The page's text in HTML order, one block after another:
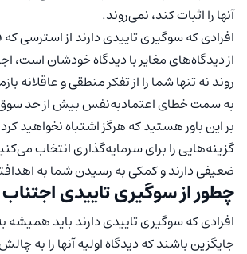
آنها را اثبات کند، نمی‌روند.
افرادی که سوگیری تاییدی دارند از استرسی
از دیدگاه‌های مغایر با دیدگاه خودشان است،
روند نه تنها شما را از تفکر منطقی و عاقلانه
به سمت خطای اعتمادبه‌نفس بیش از حد
بر این باور هستید که هرگز اشتباه نخواهید
گزینه‌هایی را برای سرمایه‌گذاری انتخاب
ضعیفی دارند و کمکی به رسیدن شما به
چطور از سوگیری تاییدی
افرادی که سوگیری تاییدی دارند باید همیشه
جایگزین باشند که دیدگاه اولیه آنها را به